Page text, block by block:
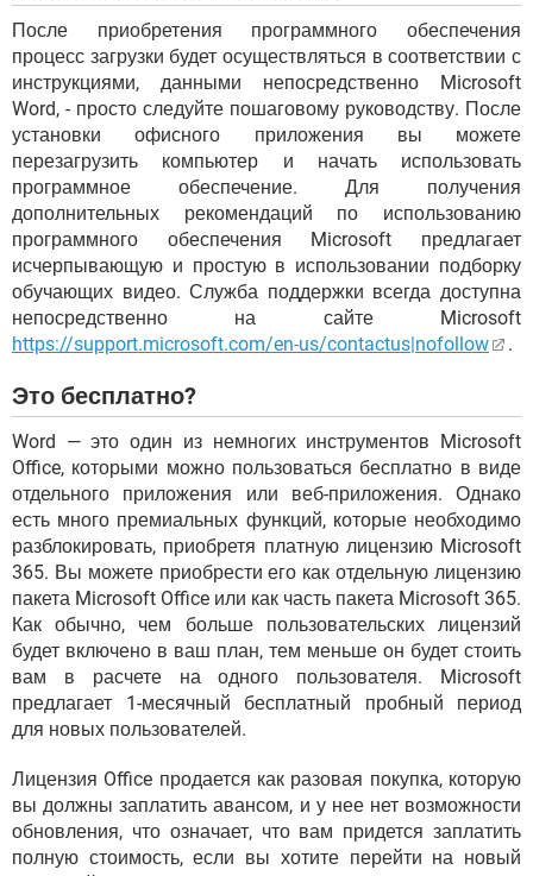
После приобретения программного обеспечения
процесс загрузки будет осуществляться в соответствии с
инструкциями, данными непосредственно Microsoft
Word, - просто следуйте пошаговому руководству. После
установки офисного приложения вы можете
перезагрузить компьютер и начать использовать
программное обеспечение. Для получения
дополнительных рекомендаций по использованию
программного обеспечения Microsoft предлагает
исчерпывающую и простую в использовании подборку
обучающих видео. Служба поддержки всегда доступна
непосредственно на сайте Microsoft
https://support.microsoft.com/en-us/contactus|nofollow
.
Это бесплатно?
Word — это один из немногих инструментов Microsoft
Office, которыми можно пользоваться бесплатно в виде
отдельного приложения или веб-приложения. Однако
есть много премиальных функций, которые необходимо
разблокировать, приобретя платную лицензию Microsoft
365. Вы можете приобрести его как отдельную лицензию
пакета Microsoft Office или как часть пакета Microsoft 365.
Как обычно, чем больше пользовательских лицензий
будет включено в ваш план, тем меньше он будет стоить
вам в расчете на одного пользователя. Microsoft
предлагает 1-месячный бесплатный пробный период
для новых пользователей.
Лицензия Office продается как разовая покупка, которую
вы должны заплатить авансом, и у нее нет возможности
обновления, что означает, что вам придется заплатить
полную стоимость, если вы хотите перейти на новый